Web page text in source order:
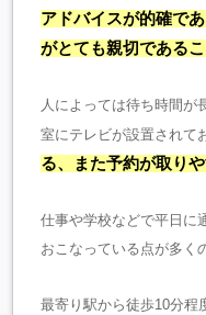
アドバイスが的確で
がとても親切であるこ
人によっては待ち時間が
室にテレビが設置されて
る、また予約が取り
仕事や学校などで平日に
おこなっている点が多く
最寄り駅から徒歩10分程